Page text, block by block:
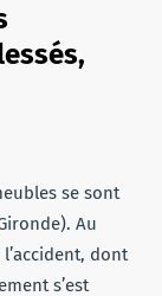
se sont
Au
dont
s’est